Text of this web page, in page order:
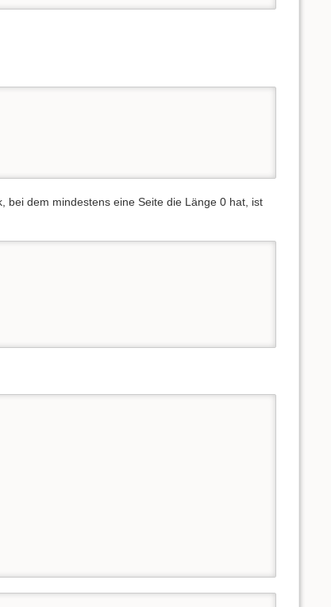
bei dem mindestens eine Seite die Länge 0 hat, ist